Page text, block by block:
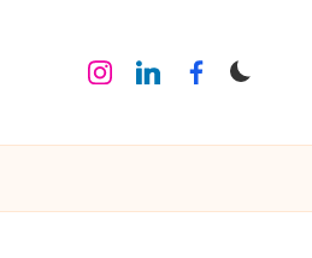
Instagram
LinkedinFacebook